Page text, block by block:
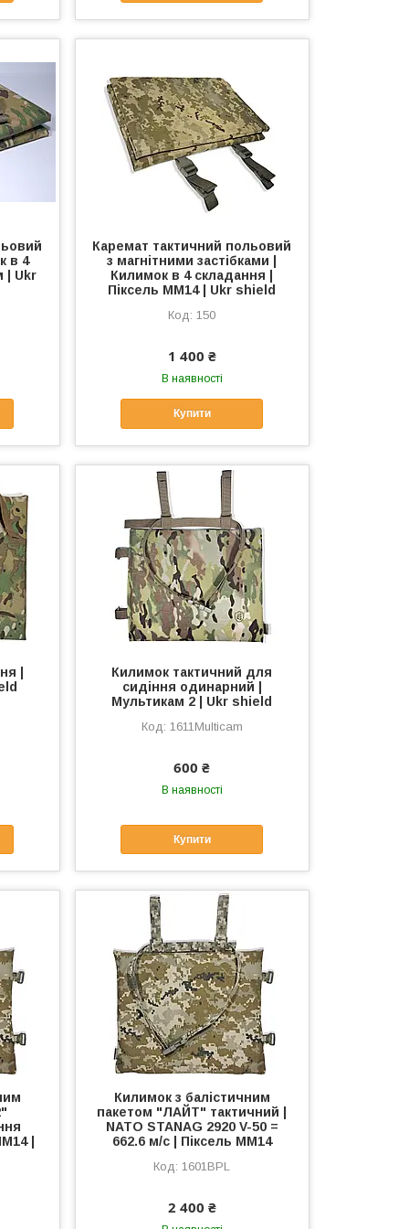
в 4
| Ukr
Каремат тактичний польовий
з магнітними застібками |
Килимок в 4 складання |
Піксель ММ14 | Ukr shield
150
1 400 ₴
В наявності
Купити
|
Килимок тактичний для
сидіння одинарний |
Мультикам 2 | Ukr shield
1611Multicam
600 ₴
В наявності
Купити
|
Килимок з балістичним
пакетом "ЛАЙТ" тактичний |
NATO STANAG 2920 V-50 =
662.6 м/с | Піксель ММ14
1601BPL
2 400 ₴